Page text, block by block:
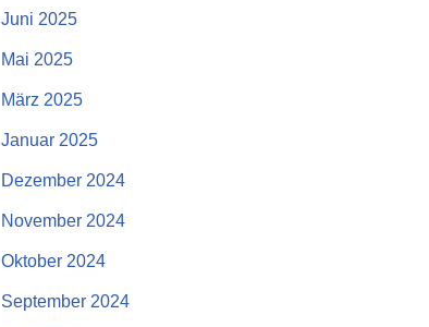
Juni 2025
Mai 2025
März 2025
Januar 2025
Dezember 2024
November 2024
Oktober 2024
September 2024